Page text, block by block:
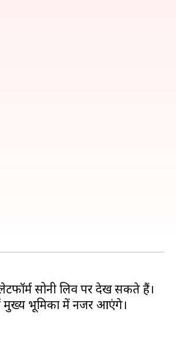
सोनी लिव पर देख सकते हैं।
मुख्य भूमिका में नजर आएंगे।